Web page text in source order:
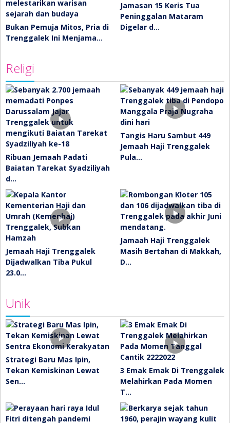
Bukan Pemuja Mitos, Pria di
Trenggalek Ini Menjama…
Jamasan 15 Keris Tua
Peninggalan Mataram
Digelar d…
Religi
Ribuan Jemaah Padati
Baiatan Tarekat Syadziliyah
d…
Tangis Haru Sambut 449
Jemaah Haji Trenggalek
Pula…
Jemaah Haji Trenggalek
Dijadwalkan Tiba Pukul
23.0…
Jamaah Haji Trenggalek
Masih Bertahan di Makkah,
D…
Unik
Strategi Baru Mas Ipin,
Tekan Kemiskinan Lewat
Sen…
3 Emak Emak Di Trenggalek
Melahirkan Pada Momen
T…